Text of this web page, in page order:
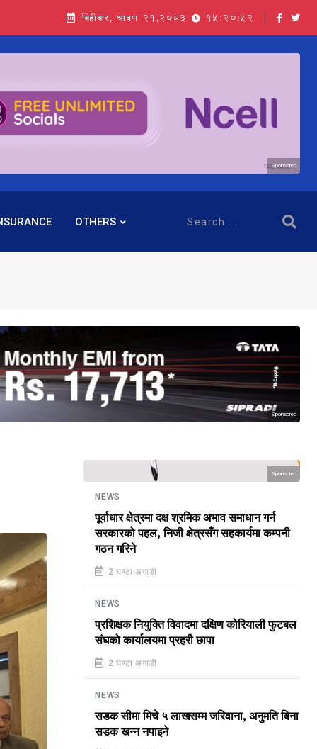
बिहीबार, श्रावण २१,२०८३ 15:20:54
Sponsored
OTHERS
Sponsored
Sponsored
NEWS
पूर्वाधार क्षेत्रमा दक्ष श्रमिक अभाव समाधान गर्न
सरकारको पहल, निजी क्षेत्रसँग सहकार्यमा कम्पनी
गठन गरिने
2 घण्टा अगाडी
NEWS
प्रशिक्षक नियुक्ति विवादमा दक्षिण कोरियाली फुटबल
संघको कार्यालयमा प्रहरी छापा
2 घण्टा अगाडी
NEWS
सडक सीमा मिचे ५ लाखसम्म जरिवाना, अनुमति बिना
सडक खन्न नपाइने